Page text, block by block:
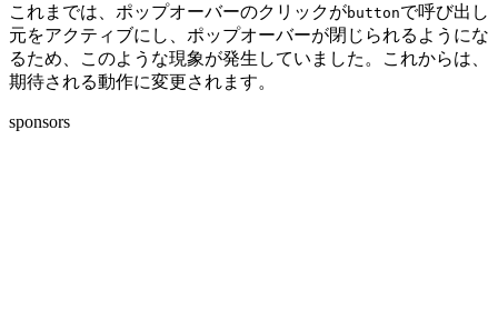
これまでは、ポップオーバーのクリックがbuttonで呼び出し
元をアクティブにし、ポップオーバーが閉じられるようにな
るため、このような現象が発生していました。これからは、
期待される動作に変更されます。
sponsors